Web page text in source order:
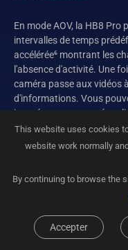
En mode AOV, la HB8
intervalles de temps
accélérée⁶ montrant les
l'absence d'activité. Une
caméra passe aux vidéos
d'informations. Vous
journée sur une caméra
brancher sur une prise de
Maintenant
Consommation de batterie
journée
This website uses cookies
website work normally
By continuing to browse the
Accepter